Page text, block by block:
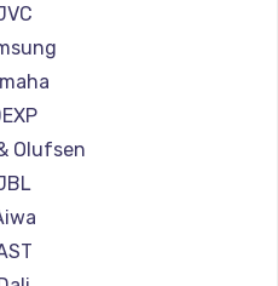
Olufsen